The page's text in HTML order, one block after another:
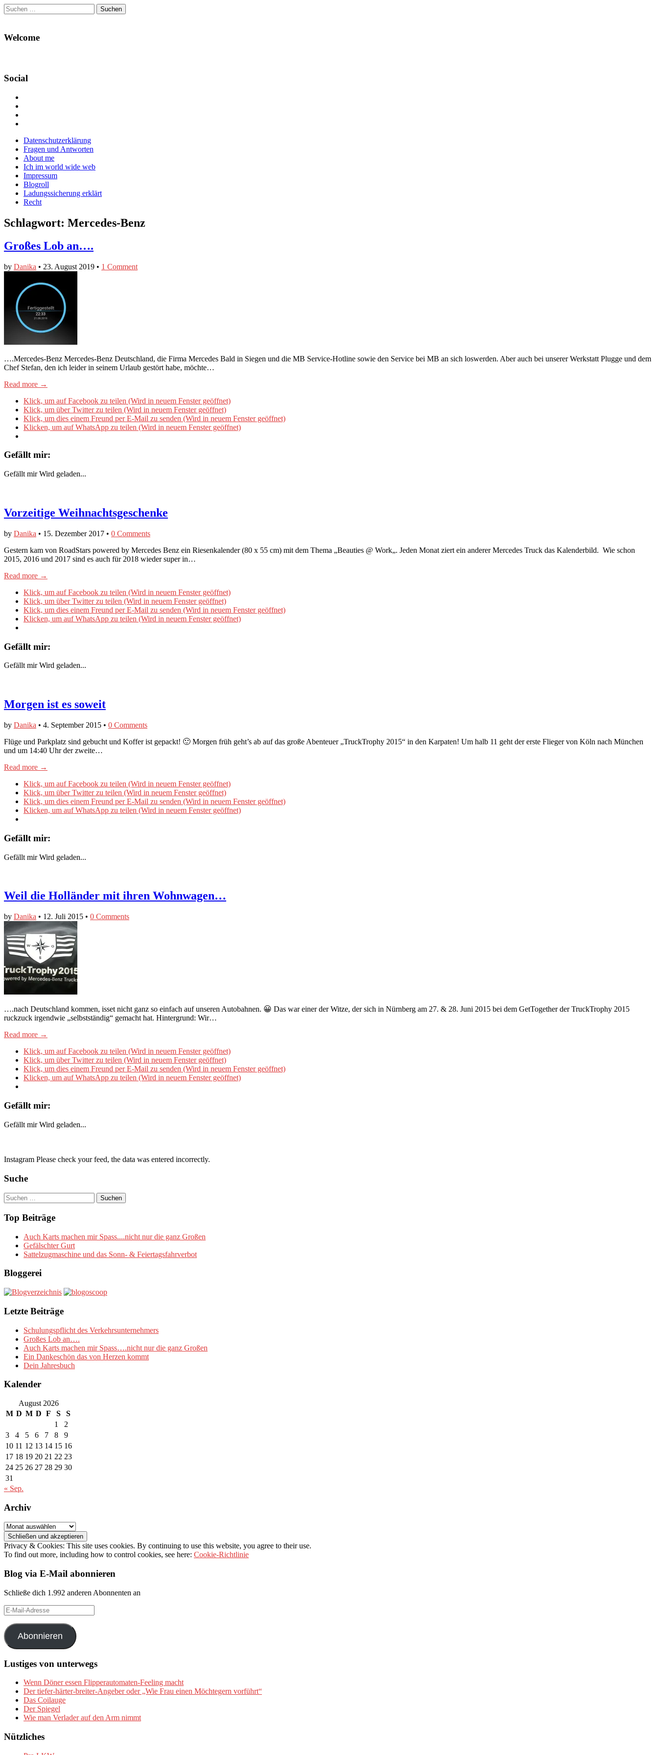
Suchen
nach:
Welcome
Social
Facebook
anzeigen
Twitter
anzeigen
auf
Instagram
anzeigen
Main
menu
Skip
content
Datenschutzerklärung
Fragen und Antworten
About me
Ich im world wide web
Impressum
Blogroll
Ladungssicherung erklärt
Recht
Schlagwort: Mercedes-Benz
Großes Lob an….
by Danika • 23. August 2019 • 1 Comment
….Mercedes-Benz Mercedes-Benz Deutschland, die Firma Mercedes Bald in Siegen und die MB Service-Hotline sowie den Service bei MB an sich loswerden. Aber auch bei unserer Werkstatt Plugge und dem
Chef Stefan, den ich leider in seinem Urlaub gestört habe, möchte…
Read more →
Klick, um auf Facebook zu teilen (Wird in neuem Fenster geöffnet)
Klick, um über Twitter zu teilen (Wird in neuem Fenster geöffnet)
Klick, um dies einem Freund per E-Mail zu senden (Wird in neuem Fenster geöffnet)
Klicken, um auf WhatsApp zu teilen (Wird in neuem Fenster geöffnet)
Gefällt mir:
Gefällt mir Wird geladen...
Vorzeitige Weihnachtsgeschenke
by Danika • 15. Dezember 2017 • 0 Comments
Gestern kam von RoadStars powered by Mercedes Benz ein Riesenkalender (80 x 55 cm) mit dem Thema „Beauties @ Work„. Jeden Monat ziert ein anderer Mercedes Truck das Kalenderbild. Wie schon
2015, 2016 und 2017 sind es auch für 2018 wieder super in…
Read more →
Klick, um auf Facebook zu teilen (Wird in neuem Fenster geöffnet)
Klick, um über Twitter zu teilen (Wird in neuem Fenster geöffnet)
Klick, um dies einem Freund per E-Mail zu senden (Wird in neuem Fenster geöffnet)
Klicken, um auf WhatsApp zu teilen (Wird in neuem Fenster geöffnet)
Gefällt mir:
Gefällt mir Wird geladen...
Morgen ist es soweit
by Danika • 4. September 2015 • 0 Comments
Flüge und Parkplatz sind gebucht und Koffer ist gepackt! 🙂 Morgen früh geht’s ab auf das große Abenteuer „TruckTrophy 2015“ in den Karpaten! Um halb 11 geht der erste Flieger von Köln nach München
und um 14:40 Uhr der zweite…
Read more →
Klick, um auf Facebook zu teilen (Wird in neuem Fenster geöffnet)
Klick, um über Twitter zu teilen (Wird in neuem Fenster geöffnet)
Klick, um dies einem Freund per E-Mail zu senden (Wird in neuem Fenster geöffnet)
Klicken, um auf WhatsApp zu teilen (Wird in neuem Fenster geöffnet)
Gefällt mir:
Gefällt mir Wird geladen...
Weil die Holländer mit ihren Wohnwagen…
by Danika • 12. Juli 2015 • 0 Comments
….nach Deutschland kommen, isset nicht ganz so einfach auf unseren Autobahnen. 😀 Das war einer der Witze, der sich in Nürnberg am 27. & 28. Juni 2015 bei dem GetTogether der TruckTrophy 2015
ruckzuck irgendwie „selbstständig“ gemacht hat. Hintergrund: Wir…
Read more →
Klick, um auf Facebook zu teilen (Wird in neuem Fenster geöffnet)
Klick, um über Twitter zu teilen (Wird in neuem Fenster geöffnet)
Klick, um dies einem Freund per E-Mail zu senden (Wird in neuem Fenster geöffnet)
Klicken, um auf WhatsApp zu teilen (Wird in neuem Fenster geöffnet)
Gefällt mir:
Gefällt mir Wird geladen...
Instagram Please check your feed, the data was entered incorrectly.
Suche
Suchen
nach:
Top Beiträge
Auch Karts machen mir Spass....nicht nur die ganz Großen
Gefälschter Gurt
Sattelzugmaschine und das Sonn- & Feiertagsfahrverbot
Bloggerei
Letzte Beiträge
Schulungspflicht des Verkehrsunternehmers
Großes Lob an….
Auch Karts machen mir Spass….nicht nur die ganz Großen
Ein Dankeschön das von Herzen kommt
Dein Jahresbuch
Kalender
August 2026
M D M D F S
S
1
2
3
4 5 6 7 8
9
10 11 12 13 14 15 16
17 18 19 20 21 22 23
24 25 26 27 28 29 30
31
« Sep.
Archiv
Archiv
Privacy & Cookies: This site uses cookies. By continuing to use this website, you agree to their use.
To find out more, including how to control cookies, see here: Cookie-Richtlinie
Blog via E-Mail abonnieren
Schließe dich 1.992 anderen Abonnenten an
E-
Mail-
Adresse
Abonnieren
Lustiges von unterwegs
Wenn Döner essen Flipperautomaten-Feeling macht
Der tiefer-härter-breiter-Angeber oder „Wie Frau einen Möchtegern vorführt“
Das Coilauge
Der Spiegel
Wie man Verlader auf den Arm nimmt
Nützliches